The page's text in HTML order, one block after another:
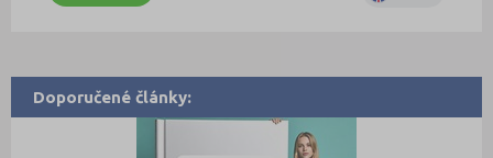
Doporučené články: